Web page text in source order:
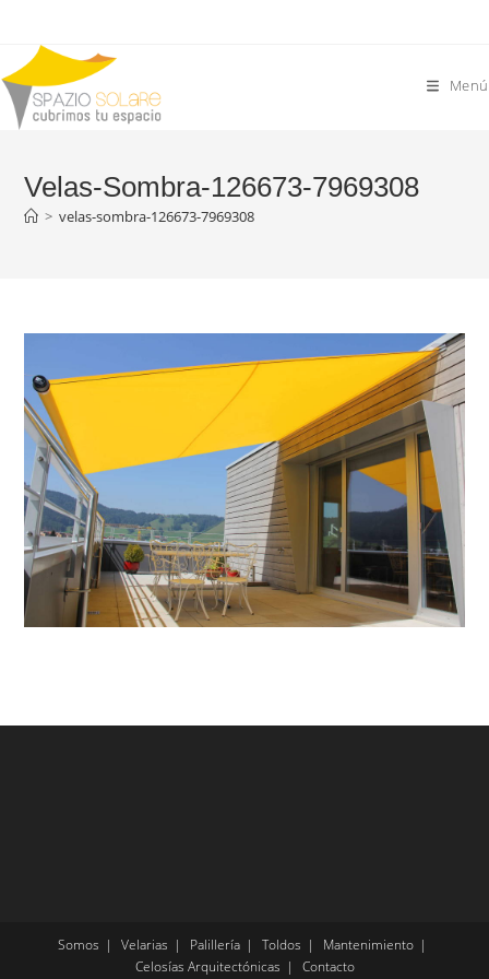
contenido
Menú
Velas-Sombra-126673-7969308
> velas-sombra-126673-7969308
Somos Velarias Palillería Toldos
Mantenimiento
Celosías Arquitectónicas
Contacto